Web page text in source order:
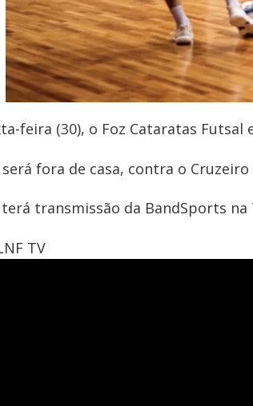
feira (30), o Foz Cataratas
fora de casa, contra o
transmissão da BandSports na
TV